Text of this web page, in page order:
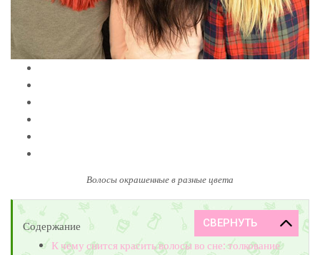
Волосы окрашенные в разные цвета
Содержание
К чему снится красить волосы во сне: толкование